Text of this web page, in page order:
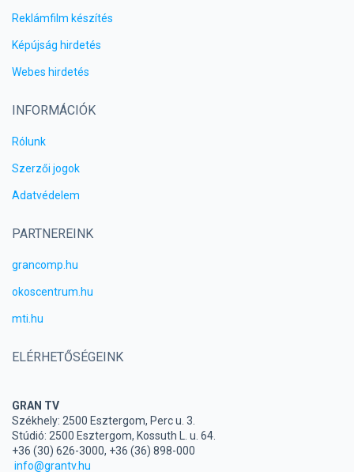
Reklámfilm készítés
Képújság hirdetés
Webes hirdetés
INFORMÁCIÓK
Rólunk
Szerzői jogok
Adatvédelem
PARTNEREINK
grancomp.hu
okoscentrum.hu
mti.hu
ELÉRHETŐSÉGEINK
GRAN TV
Székhely: 2500 Esztergom, Perc u. 3.
Stúdió: 2500 Esztergom, Kossuth L. u. 64.
+36 (30) 626-3000, +36 (36) 898-000
info@grantv.hu